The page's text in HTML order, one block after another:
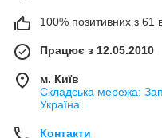
100% позитивних з 61
Працює з 12.05.2010
м. Київ
Складська мережа:
Україна
Контакти